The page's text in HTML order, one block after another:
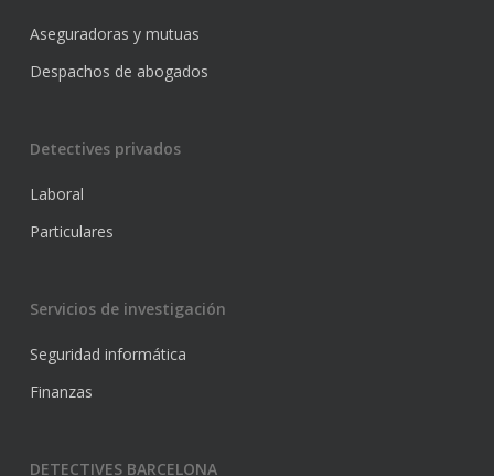
Aseguradoras y mutuas
Despachos de abogados
Detectives privados
Laboral
Particulares
Servicios de investigación
Seguridad informática
Finanzas
DETECTIVES BARCELONA